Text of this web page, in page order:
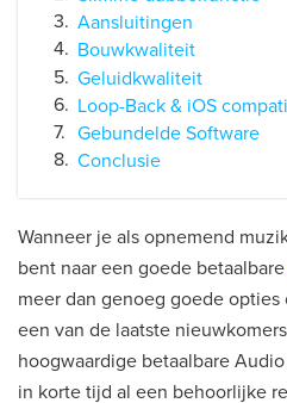
Aansluitingen
Bouwkwaliteit
Geluidkwaliteit
Loop-Back & iOS
Gebundelde Software
Conclusie
Wanneer je als opnemend
bent naar een goede betaalbare
meer dan genoeg goede
een van de laatste
hoogwaardige betaalbare
in korte tijd al een behoorlijke